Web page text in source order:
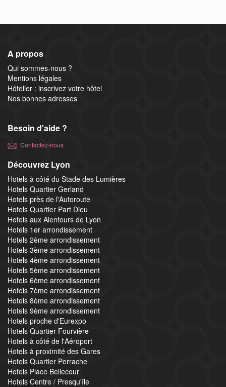
A propos
Qui sommes-nous ?
Mentions légales
Hôtelier : inscrivez votre hôtel
Nos bonnes adresses
Besoin d'aide ?
Contactez-nous
Découvrez Lyon
Hotels à côté du Stade des Lumières
Hotels Quartier Gerland
Hotels près de l'Autoroute
Hotels Quartier Part Dieu
Hotels aux Alentours de Lyon
Hotels 1er arrondissement
Hotels 2ème arrondissement
Hotels 3ème arrondissement
Hotels 4ème arrondissement
Hotels 5ème arrondissement
Hotels 6ème arrondissement
Hotels 7ème arrondissement
Hotels 8ème arrondissement
Hotels 9ème arrondissement
Hotels proche d'Eurexpo
Hotels Quartier Fourvière
Hotels à côté de l'Aéroport
Hotels à proximité des Gares
Hotels Quartier Perrache
Hotels Place Bellecour
Hotels Centre / Presqu'île